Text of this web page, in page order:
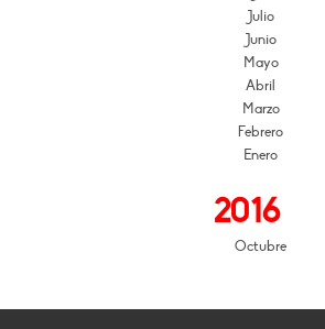
Julio
Junio
Mayo
Abril
Marzo
Febrero
Enero
2016
Octubre